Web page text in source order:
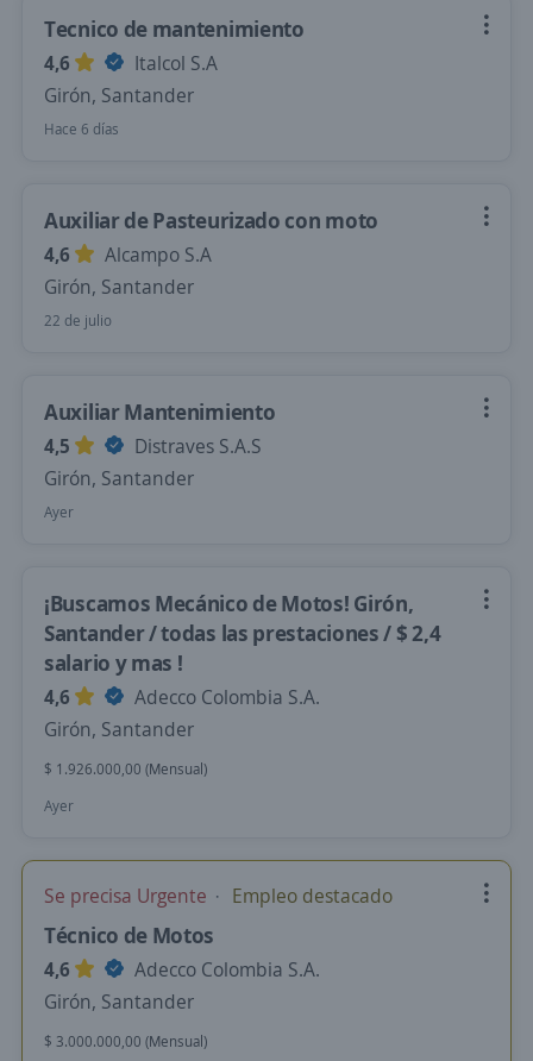
Tecnico de mantenimiento
4,6
Italcol S.A
Girón, Santander
Hace 6 días
Auxiliar de Pasteurizado con moto
4,6
Alcampo S.A
Girón, Santander
22 de julio
Auxiliar Mantenimiento
4,5
Distraves S.A.S
Girón, Santander
Ayer
¡Buscamos Mecánico de Motos! Girón,
Santander / todas las prestaciones / $ 2,4
salario y mas !
4,6
Adecco Colombia S.A.
Girón, Santander
$ 1.926.000,00 (Mensual)
Ayer
Se precisa Urgente Empleo destacado
Técnico de Motos
4,6
Adecco Colombia S.A.
Girón, Santander
$ 3.000.000,00 (Mensual)